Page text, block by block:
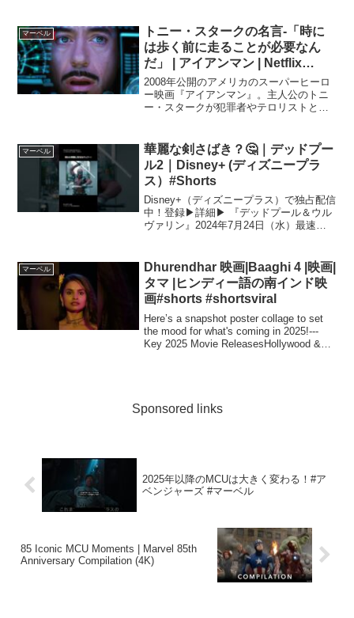
《マット・マードック》その宿敵は犯
罪...
マーベル
トニー・スタークの名言-「時に
は歩く前に走ることが必要なん
だ」 | アイアンマン | Netflix
Japan
2008年公開のアメリカのスーパーヒーロ
ー映画『アイアンマン』。主人公のトニ
ー・スタークが犯罪者やテロリストと戦
ントAIのジャーヴィスから忠告を受ける
も「時には歩く前に...
マーベル
華麗な剣さばき？🤔｜デッドプー
ル2｜Disney+ (ディズニープラ
ス）#Shorts
Disney+（ディズニープラス）で独占配信
中！登録▶︎詳細▶︎ 『デッドプール＆ウル
ヴァリン』2024年7月24日（水）最速公
険”なＲ指定ヒーロー２人が暴れまわる！
こ...
マーベル
Dhurendhar 映画|Baaghi 4 |映画|
タマ |ヒンディー語の南インド映
画#shorts #shortsviral
Here’s a snapshot poster collage to set
the mood for what's coming in 2025!---
Key 2025 Movie ReleasesHollywood &
Sponsored links
2025年以降のMCUは大きく変わる！#ア
ベンジャーズ #マーベル
85 Iconic MCU Moments | Marvel 85th
Anniversary Compilation (4K)